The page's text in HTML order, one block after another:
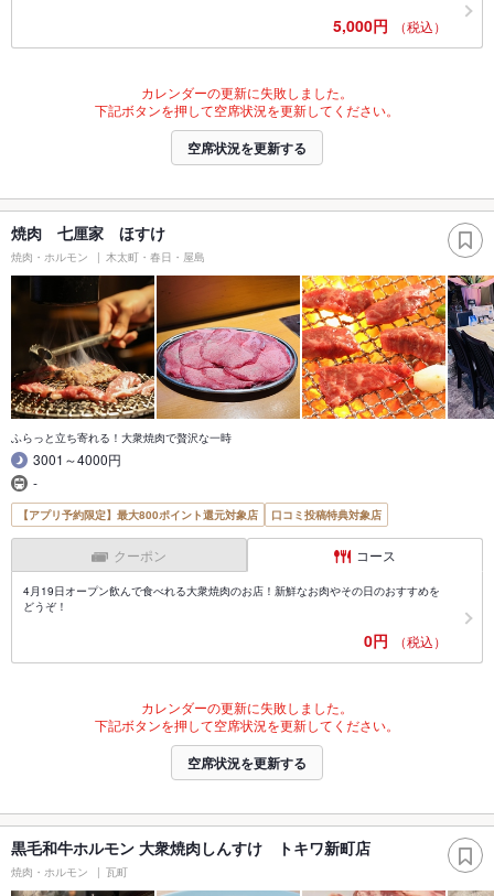
5,000円 （税込）
カレンダーの更新に失敗しました。
下記ボタンを押して空席状況を更新してください。
空席状況を更新する
焼肉 七厘家 ほすけ
焼肉・ホルモン 木太町・春日・屋島
ふらっと立ち寄れる！大衆焼肉で贅沢な一時
3001～4000円
-
【アプリ予約限定】最大800ポイント還元対象店 口コミ投稿特典対象店
クーポン コース
4月19日オープン飲んで食べれる大衆焼肉のお店！新鮮なお肉やその日のおすすめを
どうぞ！
0円 （税込）
カレンダーの更新に失敗しました。
下記ボタンを押して空席状況を更新してください。
空席状況を更新する
黒毛和牛ホルモン 大衆焼肉しんすけ トキワ新町店
焼肉・ホルモン 瓦町